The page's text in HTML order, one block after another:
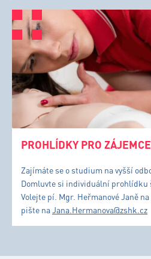
PROHLÍDKY PRO
Zajímáte se o studium na vyšší
Domluvte si individuální prohlídku
Volejte pí. Mgr. Heřmanové Janě
pište naJana.Hermanova@zshk.cz